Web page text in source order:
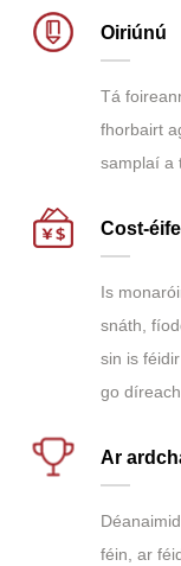
Oiriúnú
Tá
fhorbairt
samplaí a
Cost-
Is
snáth,
sin is
go díreach
Ar
féin, ar